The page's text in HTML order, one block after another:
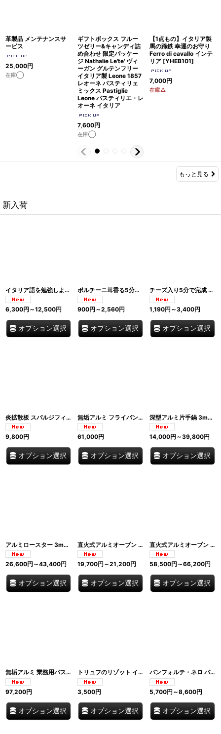
革製品 メンテナンスサ
ービス
25,000円
在庫◯
ギフトボックス フルー
ツゼリー&キャンディ詰
め合わせ 限定パッケー
ジ Nathalie Le'te' ヴィ
ーガン グルテンフリー
イタリア製 Leone 1857
レオーネ パスティリェ
ミックス Pastiglie
Leone パスティリエ・レ
オーネ イタリア
7,600円
在庫◯
【1点もの】イタリア製
馬の蹄鉄 幸運のお守り
Ferro di cavallo インテ
リア [YHEB101]
7,000円
在庫△
もっと見る
新入荷
イタリア語を勉強しよう Nuovo Espresso PLUS 1 / 2 / 3 / Grammatica【A1】【A2】【B1】【B2】【C1】【C2】
6,300円 ～12,500円
オプション選択
ポルチーニ茸香る5分ポレンタ ポレンタ・アイ・フンギ 80g 本格イタリアン Valsugana イタリア産
900円 ～2,560円
オプション選択
チーズ入り5分で完成 ポレンタ・アイ・フォルマッジ 80g 本格イタリアン Valsugana イタリア産
1,190円 ～3,400円
オプション選択
炎拡散板 スパルジフィアンマ ガスコンロ用 21cm イタリア製
9,800円
オプション選択
無垢アルミ フライパン3点セット プロ仕様 Agnelli アニェッリ イタリア
61,000円
オプション選択
深型アルミ片手鍋 3mm ソースパン プロ仕様 Alta Agnelli アニェッリ イタリア
14,000円 ～39,800円
オプション選択
アルミロースター 3mm厚 ステンレスハンドル付き プロ仕様 Pentole Agnelli アニェッリ イタリア
26,600円 ～43,400円
オプション選択
直火式アルミオーブン Fornetto Pentole Agnelli アニェッリ イタリア
19,700円 ～21,200円
オプション選択
直火式アルミオーブン Fornetto Pentole Agnelli アニェッリ イタリア
58,500円 ～66,200円
オプション選択
無垢アルミ 業務用パスタ鍋 3バスケット付き 36cm プロ仕様 Ballarini バッラリーニ イタリア
97,200円
オプション選択
トリュフのリゾット インスタント食品 2人分×5袋セット Riso Scotti リゾット・アル・タルトゥーフォ グルテンフリー カルナローリ米使用 210g×5 イタリア
3,500円
オプション選択
パンフォルテ・ネロ パンペパート シエナ最古参の伝統菓子 直輸入 Antichi Dolci di Siena I.G.P. イタリア
5,700円 ～8,600円
オプション選択